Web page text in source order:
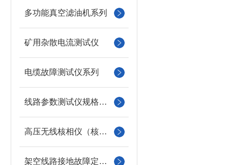
多功能真空滤油机系列
矿用杂散电流测试仪
电缆故障测试仪系列
线路参数测试仪规格型号
高压无线核相仪（核相器）
架空线路接地故障定位仪